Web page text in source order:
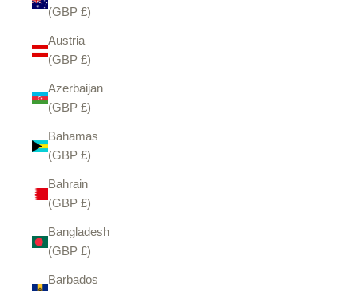
(GBP £)
Austria
(GBP £)
Azerbaijan
(GBP £)
Bahamas
(GBP £)
Bahrain
(GBP £)
Bangladesh
(GBP £)
Barbados